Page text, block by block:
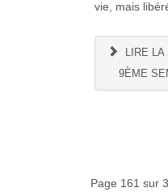
vie, mais
LIRE
9ÈME
Page 161 sur